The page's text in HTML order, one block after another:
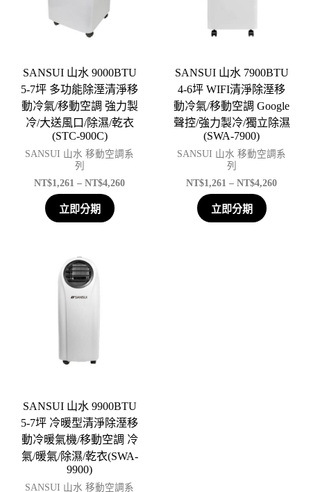
SANSUI 山水 9000BTU
5-7坪 多功能除溼清淨移
動冷氣/移動空調 強力製
冷/大送風口/除濕/乾衣
(STC-900C)
SANSUI 山水 移動空調系
列
NT$1,261 – NT$4,260
立即分期
SANSUI 山水 7900BTU
4-6坪 WIFI清淨除溼移
動冷氣/移動空調 Google
聲控/強力製冷/獨立除濕
(SWA-7900)
SANSUI 山水 移動空調系
列
NT$1,261 – NT$4,260
立即分期
SANSUI 山水 9900BTU
5-7坪 冷暖型清淨除溼移
動冷暖氣機/移動空調 冷
氣/暖氣/除濕/乾衣(SWA-
9900)
SANSUI 山水 移動空調系